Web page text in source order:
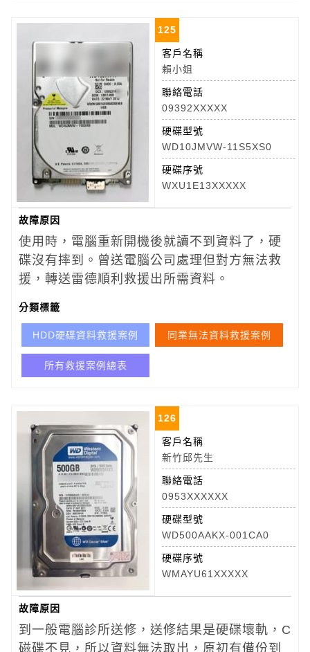
125
客戶名稱
賴小姐
聯絡電話
09392XXXXX
硬碟型號
WD10JMVW-11S5XS0
硬碟序號
WXU1E13XXXXX
故障原因
使用時，電腦重新開機後就讀不到資料了，硬
碟沒有摔到。曾送電腦公司處理但對方無法救
援，轉送雷德順利救援出所需資料。
分類標籤
HDD硬碟資料救援案例 同業無法資料救援案例
所有救援案例總表
126
客戶名稱
新竹邱先生
聯絡電話
0953XXXXXX
硬碟型號
WD500AAKX-001CA0
硬碟序號
WMAYU61XXXXX
故障原因
到一般電腦診所送修，送修結果是硬碟壞軌，C
磁碟不見，所以資料無法取出，原初有備份到